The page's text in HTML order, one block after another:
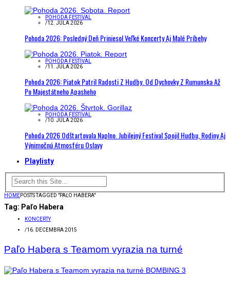
POHODA FESTIVAL
/12. JÚLA 2026
Pohoda 2026: Posledný Deň Priniesol Veľké Koncerty Aj Malé Príbehy
POHODA FESTIVAL
/11. JÚLA 2026
Pohoda 2026: Piatok Patril Radosti Z Hudby. Od Dychovky Z Rumunska Až
Po Majestátneho Apasheho
POHODA FESTIVAL
/10. JÚLA 2026
Pohoda 2026 Odštartovala Naplno. Jubilejný Festival Spojil Hudbu, Rodiny Aj
Výnimočnú Atmosféru Oslavy
Playlisty
HOMEPOSTS TAGGED "PAĽO HABERA"
Tag: Paľo Habera
KONCERTY
/16. DECEMBRA 2015
Paľo Habera s Teamom vyrazia na turné